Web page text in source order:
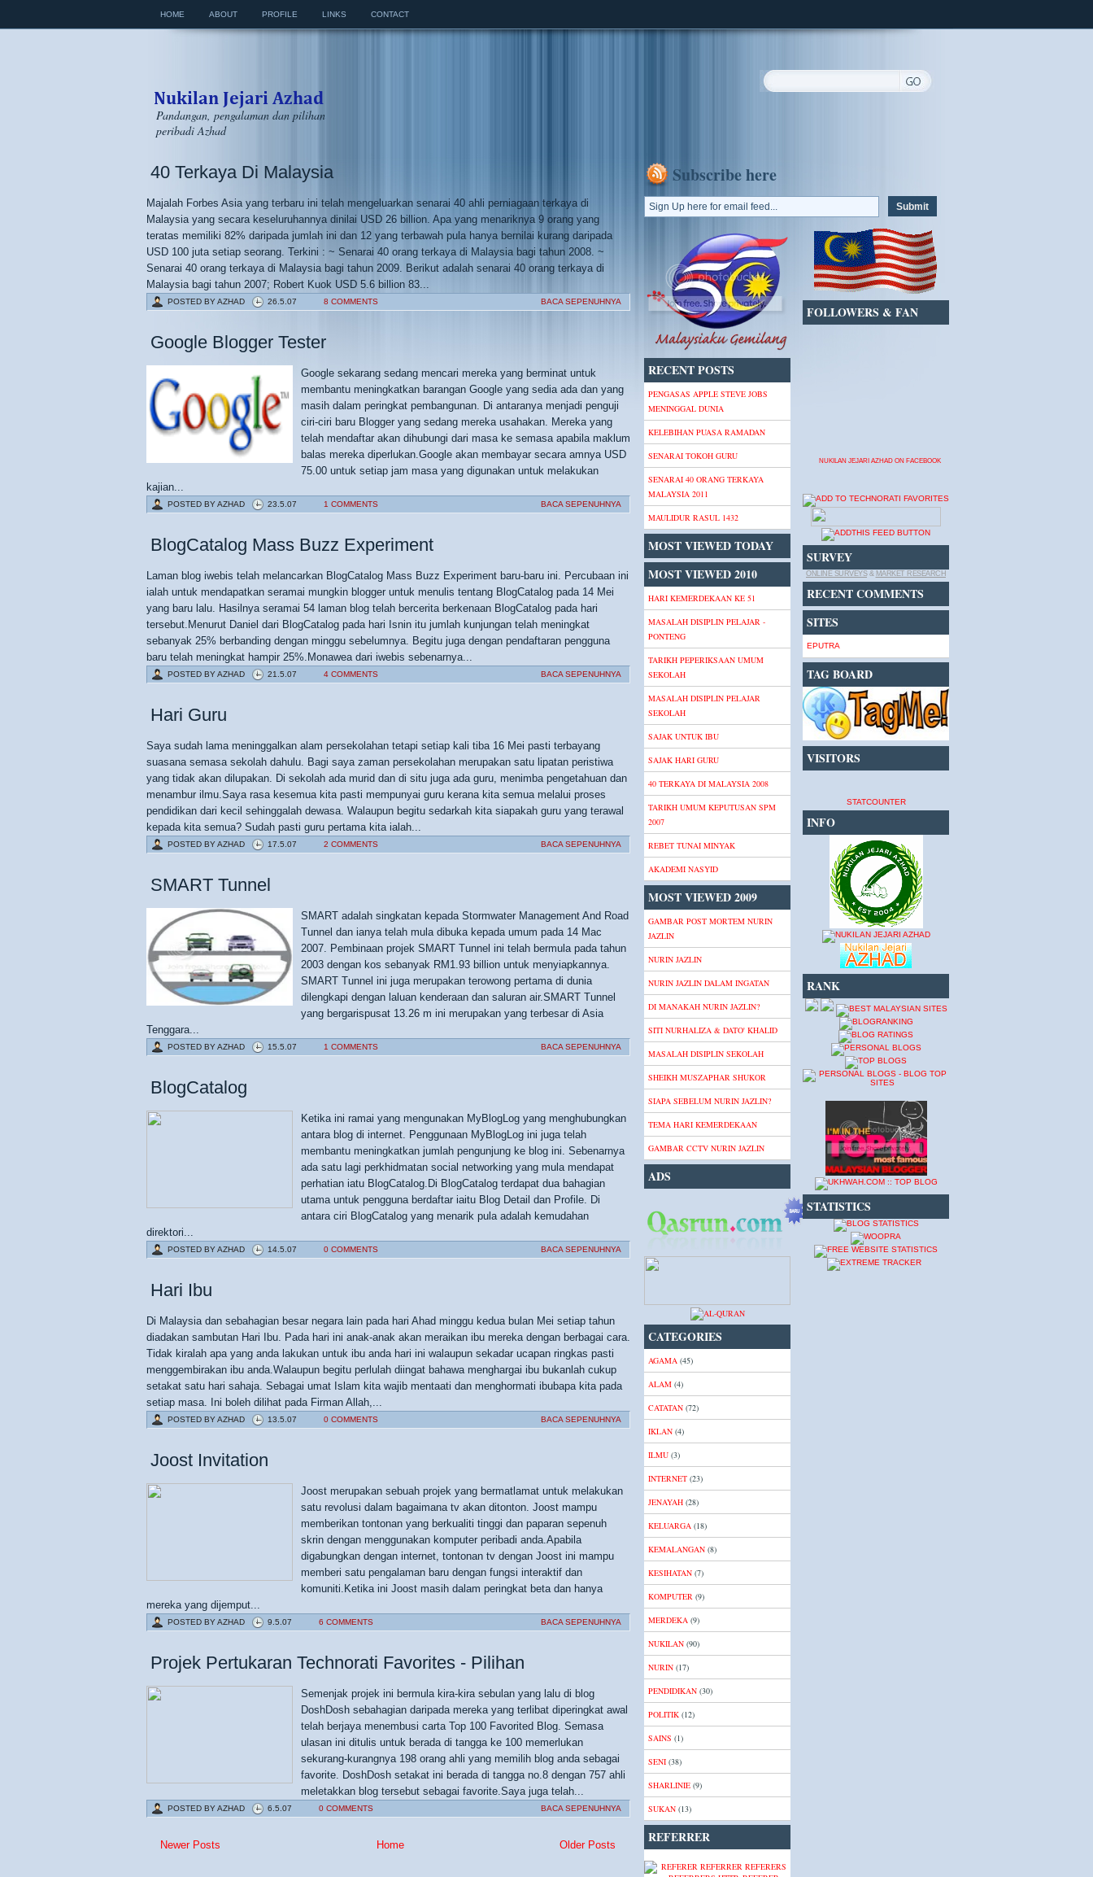
HOME ABOUT PROFILE LINKS CONTACT
Pandangan, pengalaman dan pilihan
peribadi Azhad
40 Terkaya Di Malaysia
Majalah Forbes Asia yang terbaru ini telah mengeluarkan senarai 40 ahli perniagaan terkaya di
Malaysia yang secara keseluruhannya dinilai USD 26 billion. Apa yang menariknya 9 orang yang
teratas memiliki 82% daripada jumlah ini dan 12 yang terbawah pula hanya bernilai kurang daripada
USD 100 juta setiap seorang. Terkini : ~ Senarai 40 orang terkaya di Malaysia bagi tahun 2008. ~
Senarai 40 orang terkaya di Malaysia bagi tahun 2009. Berikut adalah senarai 40 orang terkaya di
Malaysia bagi tahun 2007; Robert Kuok USD 5.6 billion 83...
BACA SEPENUHNYA
POSTED BYAZHAD 26.5.07 8 COMMENTS
Google Blogger Tester
Google sekarang sedang mencari mereka yang berminat untuk
membantu meningkatkan barangan Google yang sedia ada dan yang
masih dalam peringkat pembangunan. Di antaranya menjadi penguji
ciri-ciri baru Blogger yang sedang mereka usahakan. Mereka yang
telah mendaftar akan dihubungi dari masa ke semasa apabila maklum
balas mereka diperlukan.Google akan membayar secara amnya USD
75.00 untuk setiap jam masa yang digunakan untuk melakukan
kajian...
BACA SEPENUHNYA
POSTED BYAZHAD 23.5.07 1 COMMENTS
BlogCatalog Mass Buzz Experiment
Laman blog iwebis telah melancarkan BlogCatalog Mass Buzz Experiment baru-baru ini. Percubaan ini
ialah untuk mendapatkan seramai mungkin blogger untuk menulis tentang BlogCatalog pada 14 Mei
yang baru lalu. Hasilnya seramai 54 laman blog telah bercerita berkenaan BlogCatalog pada hari
tersebut.Menurut Daniel dari BlogCatalog pada hari Isnin itu jumlah kunjungan telah meningkat
sebanyak 25% berbanding dengan minggu sebelumnya. Begitu juga dengan pendaftaran pengguna
baru telah meningkat hampir 25%.Monawea dari iwebis sebenarnya...
BACA SEPENUHNYA
POSTED BYAZHAD 21.5.07 4 COMMENTS
Hari Guru
Saya sudah lama meninggalkan alam persekolahan tetapi setiap kali tiba 16 Mei pasti terbayang
suasana semasa sekolah dahulu. Bagi saya zaman persekolahan merupakan satu lipatan peristiwa
yang tidak akan dilupakan. Di sekolah ada murid dan di situ juga ada guru, menimba pengetahuan dan
menambur ilmu.Saya rasa kesemua kita pasti mempunyai guru kerana kita semua melalui proses
pendidikan dari kecil sehinggalah dewasa. Walaupun begitu sedarkah kita siapakah guru yang terawal
kepada kita semua? Sudah pasti guru pertama kita ialah...
BACA SEPENUHNYA
POSTED BYAZHAD 17.5.07 2 COMMENTS
SMART Tunnel
SMART adalah singkatan kepada Stormwater Management And Road
Tunnel dan ianya telah mula dibuka kepada umum pada 14 Mac
2007. Pembinaan projek SMART Tunnel ini telah bermula pada tahun
2003 dengan kos sebanyak RM1.93 billion untuk menyiapkannya.
SMART Tunnel ini juga merupakan terowong pertama di dunia
dilengkapi dengan laluan kenderaan dan saluran air.SMART Tunnel
yang bergarispusat 13.26 m ini merupakan yang terbesar di Asia
Tenggara...
BACA SEPENUHNYA
POSTED BYAZHAD 15.5.07 1 COMMENTS
BlogCatalog
Ketika ini ramai yang mengunakan MyBlogLog yang menghubungkan
antara blog di internet. Penggunaan MyBlogLog ini juga telah
membantu meningkatkan jumlah pengunjung ke blog ini. Sebenarnya
ada satu lagi perkhidmatan social networking yang mula mendapat
perhatian iatu BlogCatalog.Di BlogCatalog terdapat dua bahagian
utama untuk pengguna berdaftar iaitu Blog Detail dan Profile. Di
antara ciri BlogCatalog yang menarik pula adalah kemudahan
direktori...
BACA SEPENUHNYA
POSTED BYAZHAD 14.5.07 0 COMMENTS
Hari Ibu
Di Malaysia dan sebahagian besar negara lain pada hari Ahad minggu kedua bulan Mei setiap tahun
diadakan sambutan Hari Ibu. Pada hari ini anak-anak akan meraikan ibu mereka dengan berbagai cara.
Tidak kiralah apa yang anda lakukan untuk ibu anda hari ini walaupun sekadar ucapan ringkas pasti
menggembirakan ibu anda.Walaupun begitu perlulah diingat bahawa menghargai ibu bukanlah cukup
setakat satu hari sahaja. Sebagai umat Islam kita wajib mentaati dan menghormati ibubapa kita pada
setiap masa. Ini boleh dilihat pada Firman Allah,...
BACA SEPENUHNYA
POSTED BYAZHAD 13.5.07 0 COMMENTS
Joost Invitation
Joost merupakan sebuah projek yang bermatlamat untuk melakukan
satu revolusi dalam bagaimana tv akan ditonton. Joost mampu
memberikan tontonan yang berkualiti tinggi dan paparan sepenuh
skrin dengan menggunakan komputer peribadi anda.Apabila
digabungkan dengan internet, tontonan tv dengan Joost ini mampu
memberi satu pengalaman baru dengan fungsi interaktif dan
komuniti.Ketika ini Joost masih dalam peringkat beta dan hanya
mereka yang dijemput...
BACA SEPENUHNYA
POSTED BYAZHAD 9.5.07 6 COMMENTS
Projek Pertukaran Technorati Favorites - Pilihan
Semenjak projek ini bermula kira-kira sebulan yang lalu di blog
DoshDosh sebahagian daripada mereka yang terlibat diperingkat awal
telah berjaya menembusi carta Top 100 Favorited Blog. Semasa
ulasan ini ditulis untuk berada di tangga ke 100 memerlukan
sekurang-kurangnya 198 orang ahli yang memilih blog anda sebagai
favorite. DoshDosh setakat ini berada di tangga no.8 dengan 757 ahli
meletakkan blog tersebut sebagai favorite.Saya juga telah...
BACA SEPENUHNYA
POSTED BYAZHAD 6.5.07 0 COMMENTS
Newer Posts Older Posts
Home
Subscribe here
RECENT POSTS
PENGASAS APPLE STEVE JOBS
MENINGGAL DUNIA
KELEBIHAN PUASA RAMADAN
SENARAI TOKOH GURU
SENARAI 40 ORANG TERKAYA
MALAYSIA 2011
MAULIDUR RASUL 1432
MOST VIEWED TODAY
MOST VIEWED 2010
HARI KEMERDEKAAN KE 51
MASALAH DISIPLIN PELAJAR -
PONTENG
TARIKH PEPERIKSAAN UMUM
SEKOLAH
MASALAH DISIPLIN PELAJAR
SEKOLAH
SAJAK UNTUK IBU
SAJAK HARI GURU
40 TERKAYA DI MALAYSIA 2008
TARIKH UMUM KEPUTUSAN SPM
2007
REBET TUNAI MINYAK
AKADEMI NASYID
MOST VIEWED 2009
GAMBAR POST MORTEM NURIN
JAZLIN
NURIN JAZLIN
NURIN JAZLIN DALAM INGATAN
DI MANAKAH NURIN JAZLIN?
SITI NURHALIZA & DATO' KHALID
MASALAH DISIPLIN SEKOLAH
SHEIKH MUSZAPHAR SHUKOR
SIAPA SEBELUM NURIN JAZLIN?
TEMA HARI KEMERDEKAAN
GAMBAR CCTV NURIN JAZLIN
ADS
CATEGORIES
AGAMA (45)
ALAM (4)
CATATAN (72)
IKLAN (4)
ILMU (3)
INTERNET (23)
JENAYAH (28)
KELUARGA (18)
KEMALANGAN (8)
KESIHATAN (7)
KOMPUTER (9)
MERDEKA (9)
NUKILAN (90)
NURIN (17)
PENDIDIKAN (30)
POLITIK (12)
SAINS (1)
SENI (38)
SHARLINIE (9)
SUKAN (13)
REFERRER
FOLLOWERS & FAN
NUKILAN JEJARI AZHAD ON FACEBOOK
SURVEY
ONLINE SURVEYS& MARKET RESEARCH
RECENT COMMENTS
SITES
EPUTRA
TAG BOARD
VISITORS
STATCOUNTER
INFO
RANK
STATISTICS